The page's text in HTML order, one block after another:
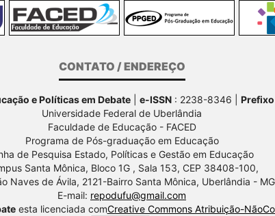
CONTATO / ENDEREÇO
e Políticas em Debate| e-ISSN: 2238-8346 | Prefixo
Universidade Federal de Uberlândia
Faculdade de Educação - FACED
Programa de Pós-graduação em Educação
de Pesquisa Estado, Políticas e Gestão em Educação
Santa Mônica, Bloco 1G , Sala 153, CEP 38408-100,
Naves de Ávila, 2121-Bairro Santa Mônica, Uberlândia - MG
E-mail: repodufu@gmail.com
esta licenciada comCreative Commons Atribuição-